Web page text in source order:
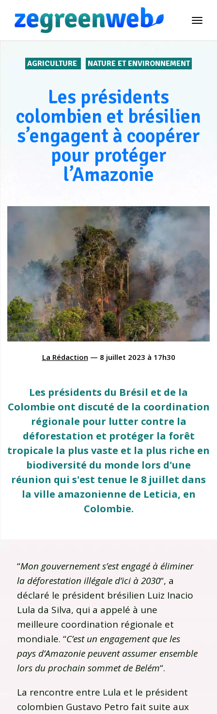
AGRICULTURE NATURE ET ENVIRONNEMENT
Les présidents
colombien et brésilien
s’engagent à coopérer
pour protéger
l’Amazonie
La Rédaction — 8 juillet 2023 à 17h30
Les présidents du Brésil et de la
Colombie ont discuté de la coordination
régionale pour lutter contre la
déforestation et protéger la forêt
tropicale la plus vaste et la plus riche en
biodiversité du monde lors d'une
réunion qui s'est tenue le 8 juillet dans
la ville amazonienne de Leticia, en
Colombie.
“Mon gouvernement s’est engagé à éliminer
la déforestation illégale d’ici à 2030“, a
déclaré le président brésilien Luiz Inacio
Lula da Silva, qui a appelé à une
meilleure coordination régionale et
mondiale. “C’est un engagement que les
pays d’Amazonie peuvent assumer ensemble
lors du prochain sommet de Belém“.
La rencontre entre Lula et le président
colombien Gustavo Petro fait suite aux